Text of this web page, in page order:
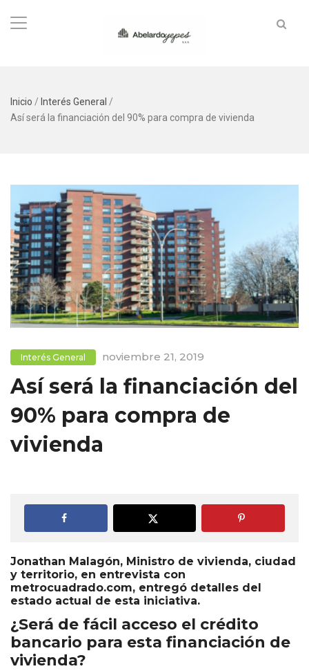
Inicio / Interés General /
Así será la financiación del 90% para compra de vivienda
Interés General noviembre 21, 2019
Así será la financiación del
90% para compra de
vivienda
Jonathan Malagón, Ministro de vivienda, ciudad
y territorio, en entrevista con
metrocuadrado.com, entregó detalles del
estado actual de esta iniciativa.
¿Será de fácil acceso el crédito
bancario para esta financiación de
vivienda?